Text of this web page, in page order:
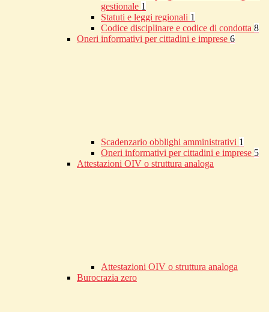
gestionale 1
Statuti e leggi regionali 1
Codice disciplinare e codice di condotta 8
Oneri informativi per cittadini e imprese 6
Scadenzario obblighi amministrativi 1
Oneri informativi per cittadini e imprese 5
Attestazioni OIV o struttura analoga
Attestazioni OIV o struttura analoga
Burocrazia zero